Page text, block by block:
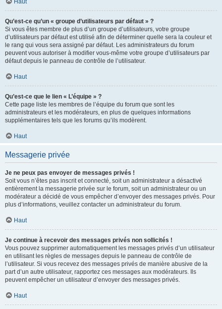
Haut
Qu’est-ce qu’un « groupe d’utilisateurs par défaut » ?
Si vous êtes membre de plus d’un groupe d’utilisateurs, votre groupe
d’utilisateurs par défaut est utilisé afin de déterminer quelle sera la couleur et
le rang qui vous sera assigné par défaut. Les administrateurs du forum
peuvent vous autoriser à modifier vous-même votre groupe d’utilisateurs par
défaut depuis le panneau de contrôle de l’utilisateur.
Haut
Qu’est-ce que le lien « L’équipe » ?
Cette page liste les membres de l’équipe du forum que sont les
administrateurs et les modérateurs, en plus de quelques informations
supplémentaires tels que les forums qu’ils modèrent.
Haut
Messagerie privée
Je ne peux pas envoyer de messages privés !
Soit vous n’êtes pas inscrit et connecté, soit un administrateur a désactivé
entièrement la messagerie privée sur le forum, soit un administrateur ou un
modérateur a décidé de vous empêcher d’envoyer des messages privés. Pour
plus d’informations, veuillez contacter un administrateur du forum.
Haut
Je continue à recevoir des messages privés non sollicités !
Vous pouvez supprimer automatiquement les messages privés d’un utilisateur
en utilisant les règles de messages depuis le panneau de contrôle de
l’utilisateur. Si vous recevez des messages privés de manière abusive de la
part d’un autre utilisateur, rapportez ces messages aux modérateurs. Ils
peuvent empêcher un utilisateur d’envoyer des messages privés.
Haut